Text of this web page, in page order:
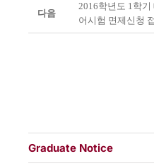
다음
2016학년도 1학
어시험 면제신청
Graduate Notice